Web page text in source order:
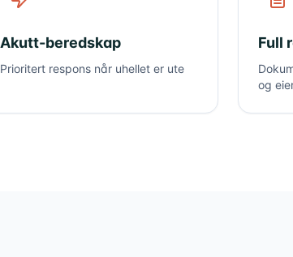
Akutt-beredskap
Prioritert respons når uhellet er ute
Full
og